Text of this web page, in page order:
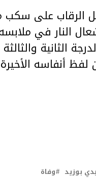
على سكب
النار في
الثانية
أنفاسه الأخيرة
بوزيد وفاة